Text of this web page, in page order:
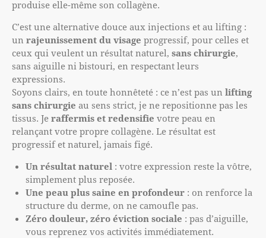
produise elle-même son collagène.
C’est une alternative douce aux injections et au lifting :
un rajeunissement du visage progressif, pour celles et
ceux qui veulent un résultat naturel, sans chirurgie,
sans aiguille ni bistouri, en respectant leurs
expressions.
Soyons clairs, en toute honnêteté : ce n’est pas un lifting
sans chirurgie au sens strict, je ne repositionne pas les
tissus. Je raffermis et redensifie votre peau en
relançant votre propre collagène. Le résultat est
progressif et naturel, jamais figé.
Un résultat naturel : votre expression reste la vôtre,
simplement plus reposée.
Une peau plus saine en profondeur: on renforce la
structure du derme, on ne camoufle pas.
Zéro douleur, zéro éviction sociale : pas d’aiguille,
vous reprenez vos activités immédiatement.